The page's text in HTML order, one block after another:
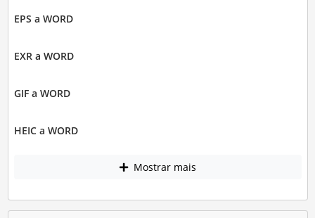
EPS a WORD
EXR a WORD
GIF a WORD
HEIC a WORD
Mostrar mais